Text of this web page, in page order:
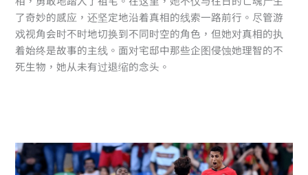
了奇妙的感应，还坚定地沿着真相的线索一路前行。尽管游
戏视角会时不时地切换到不同时空的角色，但她对真相的执
着始终是故事的主线。面对宅邸中那些企图侵蚀她理智的不
死生物，她从未有过退缩的念头。